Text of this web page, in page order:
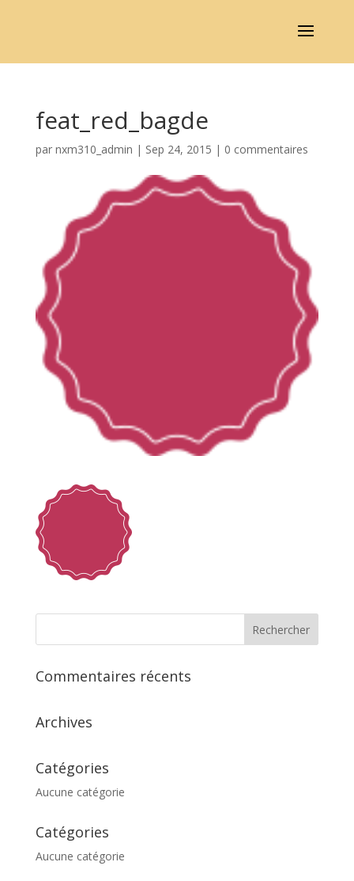
feat_red_bagde
par nxm310_admin | Sep 24, 2015 | 0 commentaires
Commentaires récents
Archives
Catégories
Aucune catégorie
Catégories
Aucune catégorie